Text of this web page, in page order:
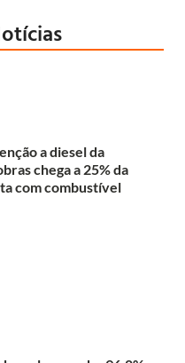
a diesel da
chega a 25% da
com combustível